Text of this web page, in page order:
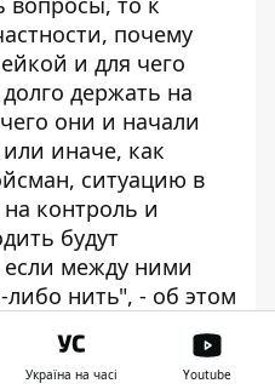
почему
и для чего
держать на
они и начали
иначе, как
ситуацию в
контроль и
будут
если между ними
либо нить", - об этом
Мария Чалая
Україна на часі Youtube